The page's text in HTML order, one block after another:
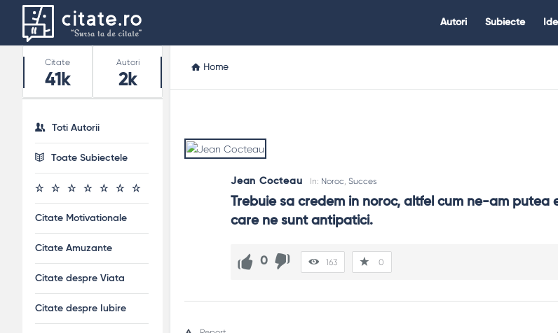
Citate.ro
Autori Subiecte
Home
Jean Cocteau In: Noroc Succes
Trebuie sa credem in noroc, altfel cum ne-am putea
care ne sunt antipatici.
0 163 0
Stats
Citate
41k
Autori
2k
Toti Autorii
Toate Subiectele
Citate Motivationale
Citate Amuzante
Citate despre Viata
Citate despre Iubire